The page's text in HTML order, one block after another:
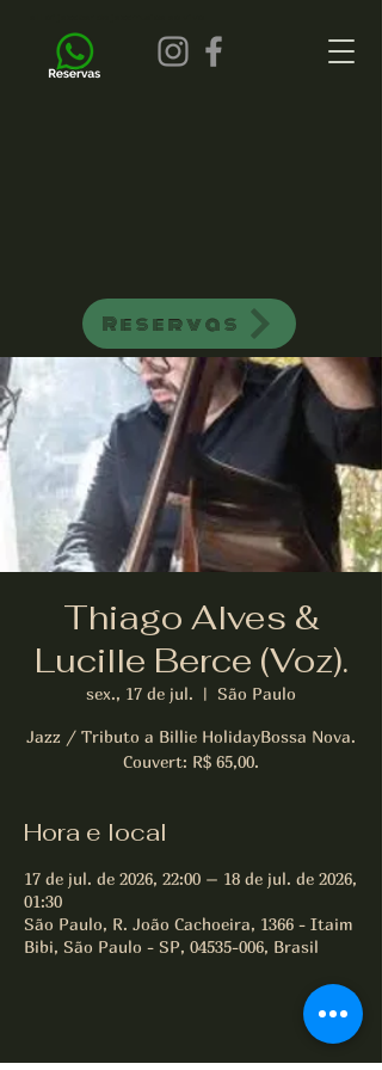
Reservas
Thiago Alves &
Lucille Berce (Voz).
sex., 17 de jul.
  |
São Paulo
Jazz / Tributo a Billie HolidayBossa Nova.
Couvert: R$ 65,00.
Hora e local
17 de jul. de 2026, 22:00 – 18 de jul. de 2026,
01:30
São Paulo, R. João Cachoeira, 1366 - Itaim
Bibi, São Paulo - SP, 04535-006, Brasil